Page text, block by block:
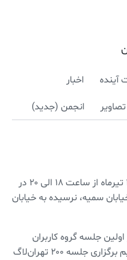
آینده اخبار
تصاویر انجمن (جدید)
این جلسه در روز چهارشنبه مورخ ۴ تیرماه از ساعت ۱۸ الی ۲۰ در
سمیه، نرسیده به خیابان
جلسه گروه کاربران
لینوکس تهران (۸۴/۲/۲۸) می‌توانیم برگزاری جلسه ۲۰۰ تهران‌لاگ